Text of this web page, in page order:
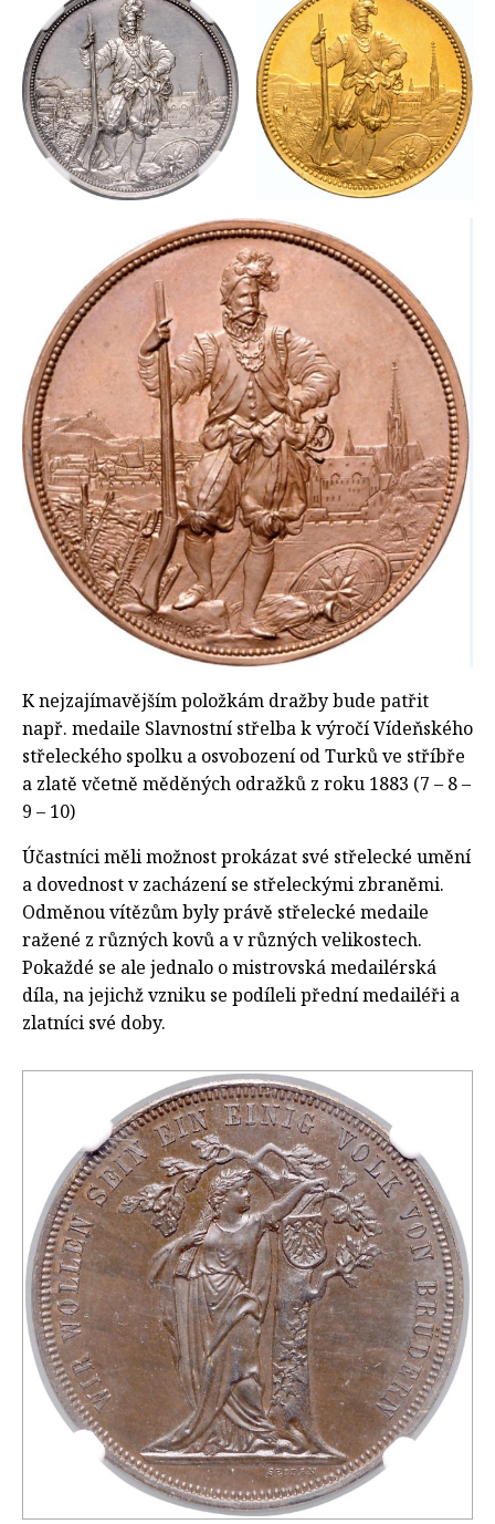
K nejzajímavějším položkám dražby bude patřit
např. medaile Slavnostní střelba k výročí Vídeňského
střeleckého spolku a osvobození od Turků ve stříbře
a zlatě včetně měděných odražků z roku 1883 (7 – 8 –
9 – 10)
Účastníci měli možnost prokázat své střelecké umění
a dovednost v zacházení se střeleckými zbraněmi.
Odměnou vítězům byly právě střelecké medaile
ražené z různých kovů a v různých velikostech.
Pokaždé se ale jednalo o mistrovská medailérská
díla, na jejichž vzniku se podíleli přední medailéři a
zlatníci své doby.